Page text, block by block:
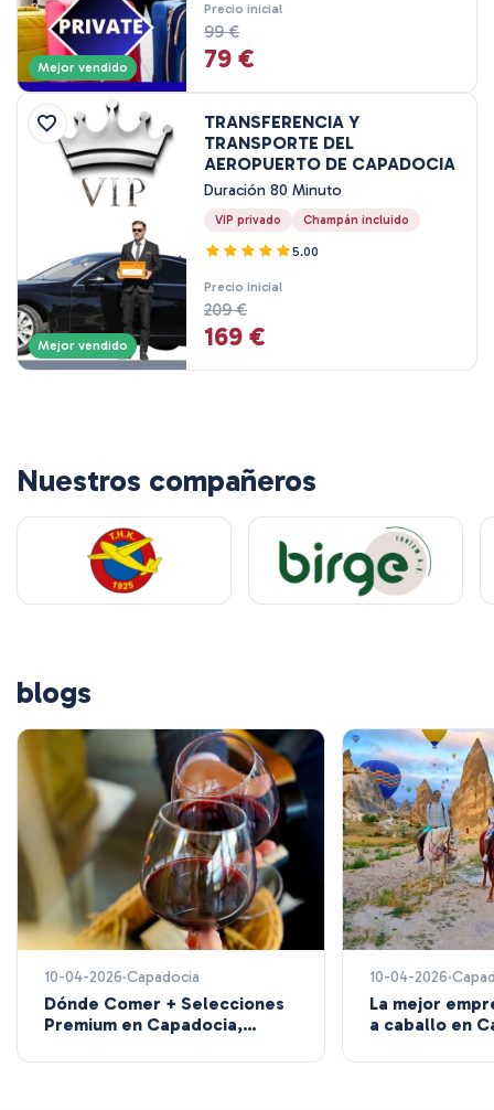
Mejor vendido
Precio inicial
99 €
79 €
Mejor vendido
TRANSFERENCIA Y
TRANSPORTE DEL
AEROPUERTO DE CAPADOCIA
Duración 80 Minuto
VIP privado Champán incluido
5.00
Precio inicial
209 €
169 €
Nuestros compañeros
blogs
10-04-2026 Capadocia
Dónde Comer + Selecciones
Premium en Capadocia,
10-04-2026
La mejor
a caballo en